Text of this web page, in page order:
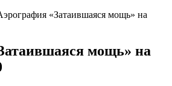
«Затаившаяся мощь» на
мощь» на